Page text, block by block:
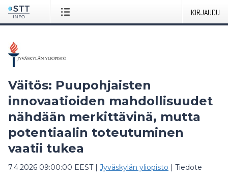
KIRJAUDU
Väitös: Puupohjaisten
innovaatioiden mahdollisuudet
nähdään merkittävinä, mutta
potentiaalin toteutuminen
vaatii tukea
7.4.2026 09:00:00 EEST| Jyväskylän yliopisto | Tiedote